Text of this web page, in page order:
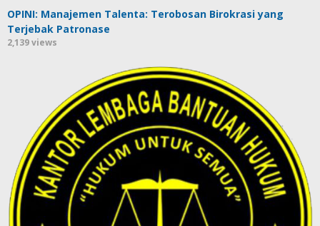
OPINI: Manajemen Talenta: Terobosan Birokrasi yang
Terjebak Patronase
2,139 views